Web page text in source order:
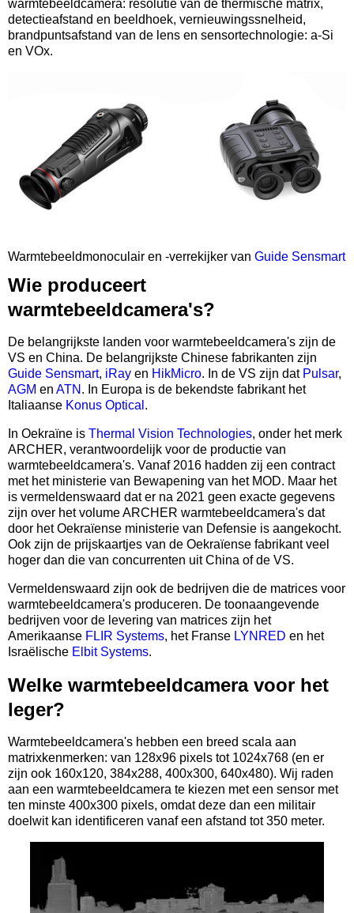
warmtebeeldcamera: resolutie van de thermische matrix,
detectieafstand en beeldhoek, vernieuwingssnelheid,
brandpuntsafstand van de lens en sensortechnologie: a-Si
en VOx.
Warmtebeeldmonoculair en -verrekijker van Guide Sensmart
Wie produceert
warmtebeeldcamera's?
De belangrijkste landen voor warmtebeeldcamera's zijn de
VS en China. De belangrijkste Chinese fabrikanten zijn
Guide Sensmart, iRay en HikMicro. In de VS zijn dat Pulsar,
AGM en ATN . In Europa is de bekendste fabrikant het
Italiaanse Konus Optical .
In Oekraïne is Thermal Vision Technologies, onder het merk
ARCHER, verantwoordelijk voor de productie van
warmtebeeldcamera's. Vanaf 2016 hadden zij een contract
met het ministerie van Bewapening van het MOD. Maar het
is vermeldenswaard dat er na 2021 geen exacte gegevens
zijn over het volume ARCHER warmtebeeldcamera's dat
door het Oekraïense ministerie van Defensie is aangekocht.
Ook zijn de prijskaartjes van de Oekraïense fabrikant veel
hoger dan die van concurrenten uit China of de VS.
Vermeldenswaard zijn ook de bedrijven die de matrices voor
warmtebeeldcamera's produceren. De toonaangevende
bedrijven voor de levering van matrices zijn het
Amerikaanse FLIR Systems, het Franse LYNRED en het
Israëlische Elbit Systems.
Welke warmtebeeldcamera voor het
leger?
Warmtebeeldcamera's hebben een breed scala aan
matrixkenmerken: van 128x96 pixels tot 1024x768 (en er
zijn ook 160x120, 384x288, 400x300, 640x480). Wij raden
aan een warmtebeeldcamera te kiezen met een sensor met
ten minste 400x300 pixels, omdat deze dan een militair
doelwit kan identificeren vanaf een afstand tot 350 meter.